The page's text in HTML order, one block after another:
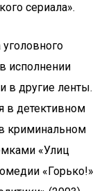
сериала».
исполнении
в другие ленты.
в детективном
криминальном
«Улиц
«Горько!»